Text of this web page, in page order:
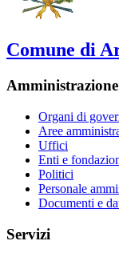
Comune di
Amministrazione
Organi di
Aree
Uffici
Enti e
Politici
Personale
Documenti e
Servizi